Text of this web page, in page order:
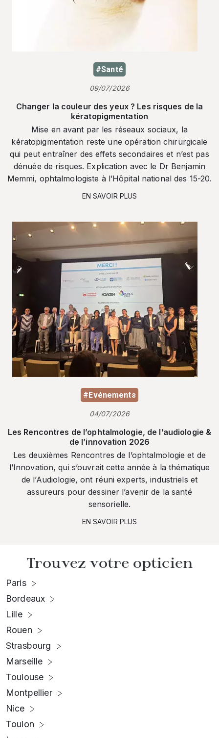
#Santé
09/07/2026
Changer la couleur des yeux ? Les risques de la
kératopigmentation
Mise en avant par les réseaux sociaux, la
kératopigmentation reste une opération chirurgicale
qui peut entraîner des effets secondaires et n’est pas
dénuée de risques. Explication avec le Dr Benjamin
Memmi, ophtalmologiste à l’Hôpital national des 15-20.
EN SAVOIR PLUS
#Evénements
04/07/2026
Les Rencontres de l’ophtalmologie, de l’audiologie &
de l’innovation 2026
Les deuxièmes Rencontres de l’ophtalmologie et de
l’Innovation, qui s’ouvrait cette année à la thématique
de l’Audiologie, ont réuni experts, industriels et
assureurs pour dessiner l’avenir de la santé
sensorielle.
EN SAVOIR PLUS
Trouvez votre opticien
Paris
Bordeaux
Lille
Rouen
Strasbourg
Marseille
Toulouse
Montpellier
Nice
Toulon